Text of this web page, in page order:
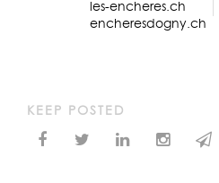
les-encheres.ch
encheresdogny.ch
KEEP POSTED